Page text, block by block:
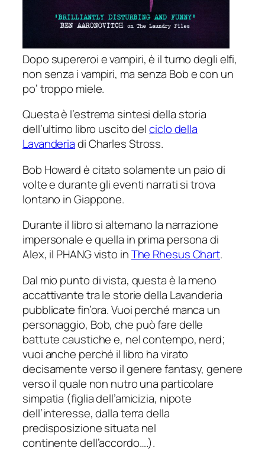
Dopo supereroi e vampiri, è il turno degli elfi,
non senza i vampiri, ma senza Bob e con un
po’ troppo miele.
Questa è l’estrema sintesi della storia
dell’ultimo libro uscito delciclo della
Lavanderiadi Charles Stross.
Bob Howard è citato solamente un paio di
volte e durante gli eventi narrati si trova
lontano in Giappone.
Durante il libro si alternano la narrazione
impersonale e quella in prima persona di
Alex, il PHANG visto inThe Rhesus Chart.
Dal mio punto di vista, questa è la meno
accattivante tra le storie della Lavanderia
pubblicate fin’ora. Vuoi perché manca un
personaggio, Bob, che può fare delle
battute caustiche e, nel contempo, nerd;
vuoi anche perché il libro ha virato
decisamente verso il genere fantasy, genere
verso il quale non nutro una particolare
simpatia (figlia dell’amicizia, nipote
dell’interesse, dalla terra della
predisposizione situata nel
continente dell’accordo….).